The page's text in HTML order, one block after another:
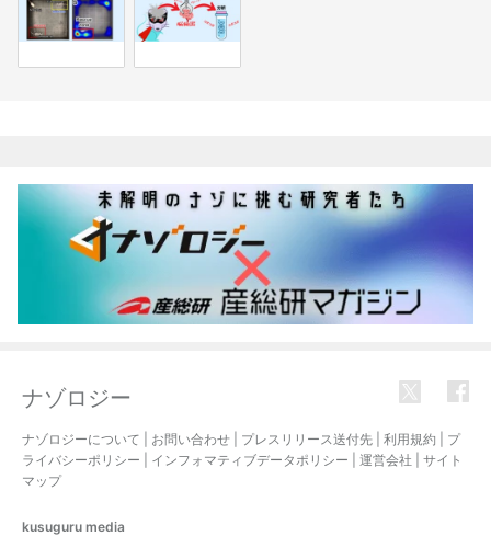
ナゾロジー
ナゾロジーについて お問い合わせ プレスリリース送付先 利用規約
プ
ライバシーポリシー
インフォマティブデータポリシー 運営会社
サイト
マップ
kusuguru media